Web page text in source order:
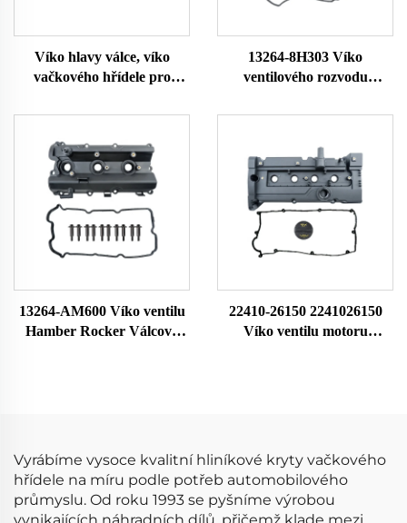
Víko hlavy válce, víko
vačkového hřídele pro
328i M3 E39 528i E36 E37
11121748630
13264-8H303 Víko
ventilového rozvodu
hlava Rocker komora pro
132648H301 132648H300
13264-AM600 Víko ventilu
Hamber Rocker Válcová
22410-26150 2241026150
Víko ventilu motoru
Vyrábíme vysoce kvalitní hliníkové kryty vačkového
hřídele na míru podle potřeb automobilového
průmyslu. Od roku 1993 se pyšníme výrobou